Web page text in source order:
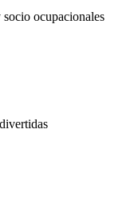
ocupacionales